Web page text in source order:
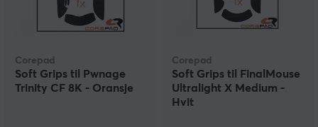
Corepad
Soft Grips til Pwnage
Trinity CF 8K - Oransje
Corepad
Soft Grips til FinalMouse
Ultralight X Medium -
Hvit